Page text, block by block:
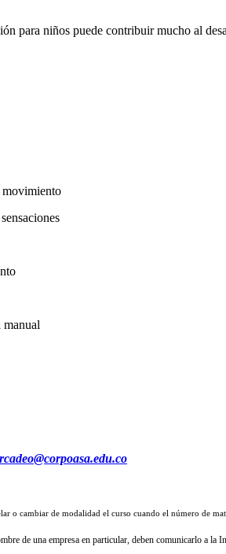
para niños puede contribuir mucho al
movimiento
manual
o cambiar de modalidad el curso cuando el número de
de una empresa en particular, deben comunicarlo a